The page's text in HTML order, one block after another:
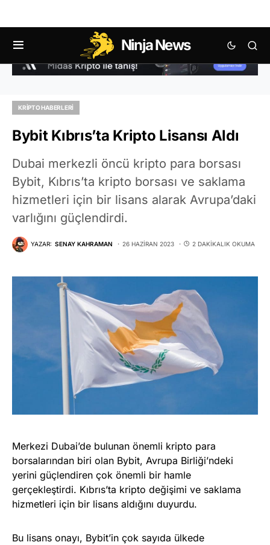
Ninja News
KRIPTO HABERLERI
Bybit Kıbrıs’ta Kripto Lisansı Aldı
Dubai merkezli öncü kripto para borsası
Bybit, Kıbrıs’ta kripto borsası ve saklama
hizmetleri için bir lisans alarak Avrupa’daki
varlığını güçlendirdi.
YAZAR: SENAY KAHRAMAN 26 HAZIRAN 2023 2 DAKIKALIK OKUMA
Merkezi Dubai’de bulunan önemli kripto para
borsalarından biri olan Bybit, Avrupa Birliği’ndeki
yerini güçlendiren çok önemli bir hamle
gerçekleştirdi. Kıbrıs’ta kripto değişimi ve saklama
hizmetleri için bir lisans aldığını duyurdu.
Bu lisans onayı, Bybit’in çok sayıda ülkede